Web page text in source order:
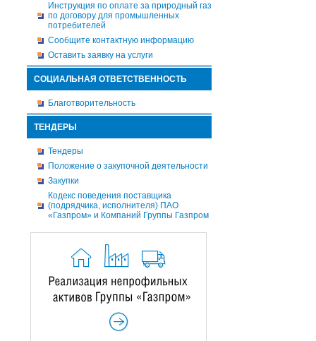
Инструкция по оплате за природный газ
по договору для промышленных
потребителей
Сообщите контактную информацию
Оставить заявку на услуги
СОЦИАЛЬНАЯ ОТВЕТСТВЕННОСТЬ
Благотворительность
ТЕНДЕРЫ
Тендеры
Положение о закупочной деятельности
Закупки
Кодекс поведения поставщика
(подрядчика, исполнителя) ПАО
«Газпром» и Компаний Группы Газпром